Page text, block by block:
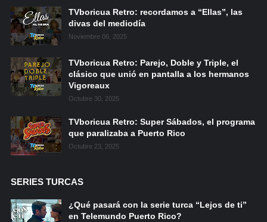
TVboricua Retro: recordamos a “Ellas”, las
divas del mediodía
Noviembre 06, 2025
TVboricua Retro: Parejo, Doble y Triple, el
clásico que unió en pantalla a los hermanos
Vigoreaux
Octubre 30, 2025
TVboricua Retro: Super Sábados, el programa
que paralizaba a Puerto Rico
Octubre 23, 2025
SERIES TURCAS
¿Qué pasará con la serie turca “Lejos de ti”
en Telemundo Puerto Rico?